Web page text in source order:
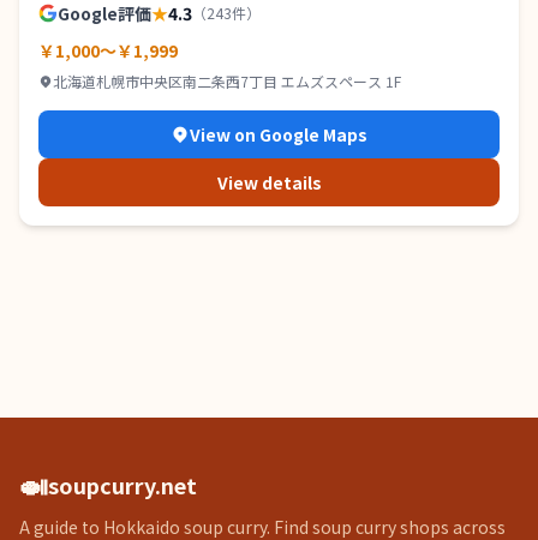
Google評価★4.3 （243件）
￥1,000～￥1,999
北海道札幌市中央区南二条西7丁目 エムズスペース 1F
View on Google Maps
View details
🍛soupcurry.net
A guide to Hokkaido soup curry. Find soup curry shops across